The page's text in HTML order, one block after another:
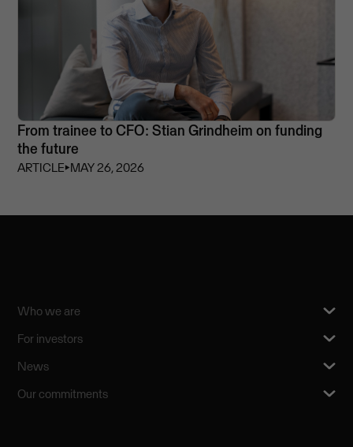
From trainee to CFO: Stian Grindheim on funding
the future
ARTICLE⏵MAY 26, 2026
Who we are
For investors
News
Our commitments